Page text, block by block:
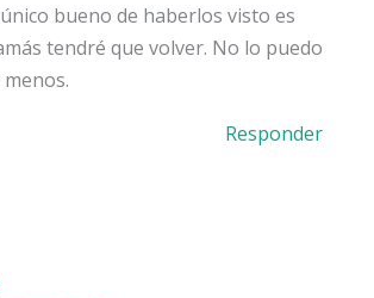
bueno de haberlos visto es
tendré que volver. No lo puedo
Responder